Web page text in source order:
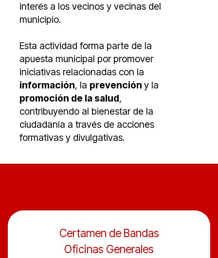
interés a los vecinos y vecinas del
municipio.
Esta actividad forma parte de la
apuesta municipal por promover
iniciativas relacionadas con la
información, la prevención y la
promoción de la salud,
contribuyendo al bienestar de la
ciudadanía a través de acciones
formativas y divulgativas.
Certamen de Bandas
Oficinas Generales